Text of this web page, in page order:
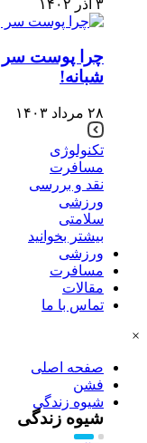
۳ آذر ۱۴۰۲
چرا پوست سر
شبانه!
۲۸ مرداد ۱۴۰۳
تکنولوژی
مسافرت
نقد و بررسی
ورزشی
سلامتی
بیشتر بخوانید
ورزشی
مسافرت
مقالات
تماس با ما
×
صفحه اصلی
فشن
شیوه زندگی
شیوه زندگی